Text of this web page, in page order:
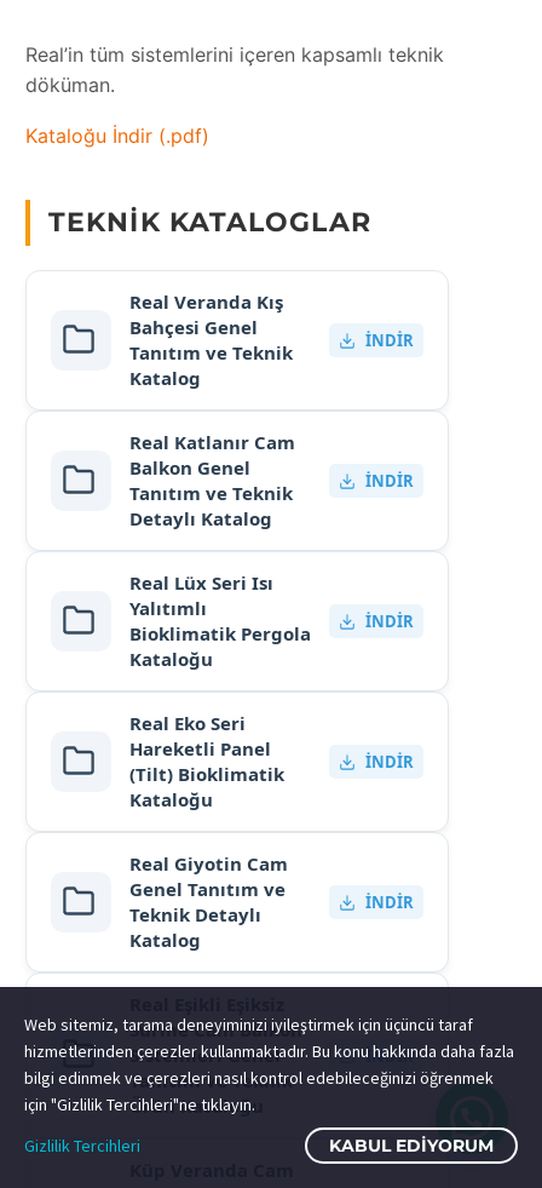
Real’in tüm sistemlerini içeren kapsamlı teknik
döküman.
Kataloğu İndir (.pdf)
TEKNIK KATALOGLAR
Real Veranda Kış
Bahçesi Genel
Tanıtım ve Teknik
Katalog
İNDIR
Real Katlanır Cam
Balkon Genel
Tanıtım ve Teknik
Detaylı Katalog
İNDIR
Real Lüx Seri Isı
Yalıtımlı
Bioklimatik Pergola
Kataloğu
İNDIR
Real Eko Seri
Hareketli Panel
(Tilt) Bioklimatik
Kataloğu
İNDIR
Real Giyotin Cam
Genel Tanıtım ve
Teknik Detaylı
Katalog
İNDIR
Sürme Cam Balkon
Sistemleri Genel
Tanıtım ve Teknik
Ürün Kataloğu
İNDIR
Web sitemiz, tarama deneyiminizi iyileştirmek için üçüncü taraf
hizmetlerinden çerezler kullanmaktadır. Bu konu hakkında daha fazla
bilgi edinmek ve çerezleri nasıl kontrol edebileceğinizi öğrenmek
için "Gizlilik Tercihleri"ne tıklayın.
Gizlilik Tercihleri
KABUL EDIYORUM